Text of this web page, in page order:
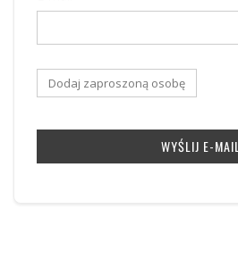
Dodaj zaproszoną osobę
WYŚLIJ E-MAIL